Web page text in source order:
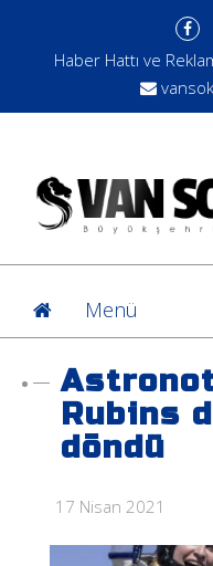
Haber Hattı ve
Menü
Rubins
döndü
17 Nisan 2021